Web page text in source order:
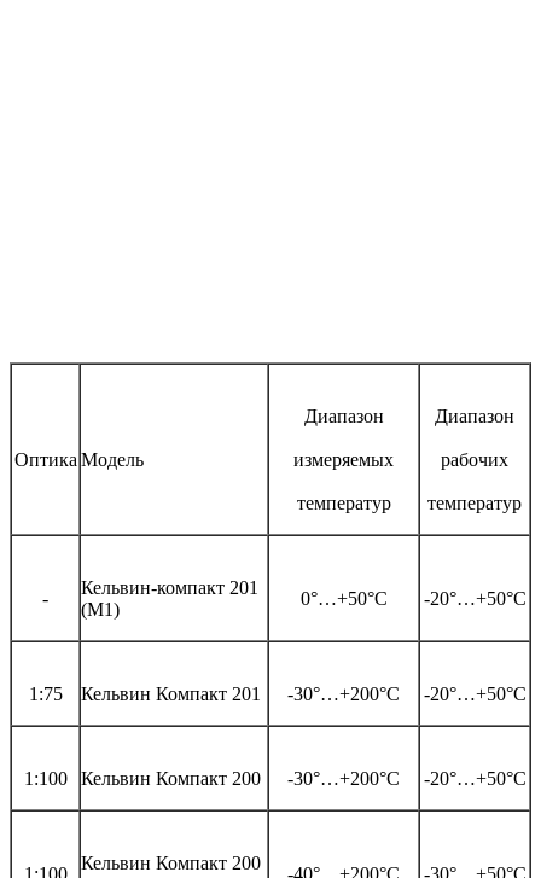
Оптика Модель
Диапазон
измеряемых
температур
Диапазон
рабочих
температур
-
Кельвин-компакт 201
(М1)
0°…+50°С -20°…+50°С
1:75 Кельвин Компакт 201 -30°…+200°С -20°…+50°С
1:100 Кельвин Компакт 200 -30°…+200°С -20°…+50°С
Кельвин Компакт 200